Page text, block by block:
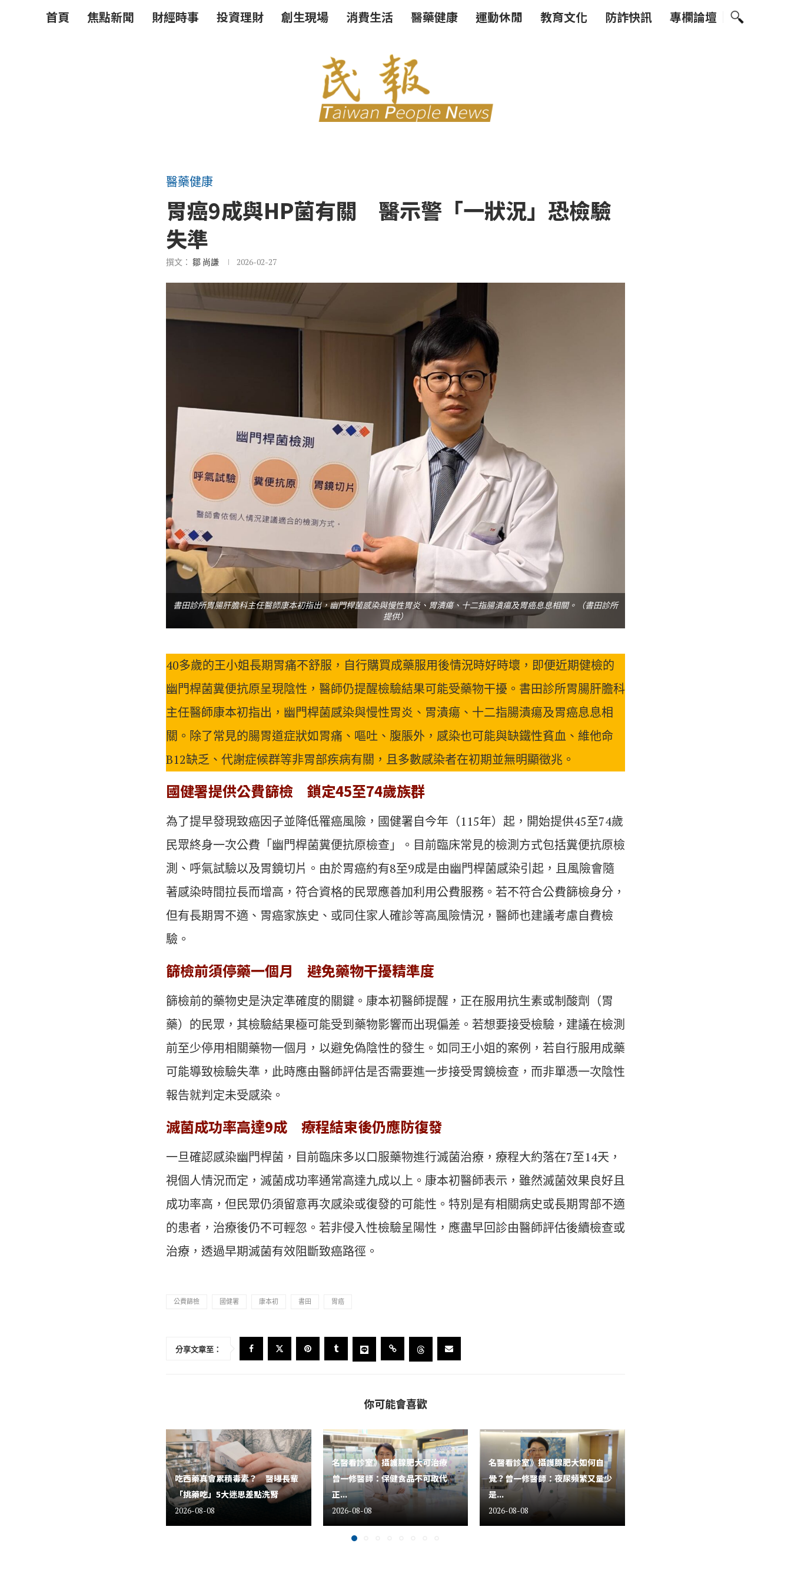
首頁 焦點新聞 財經時事 投資理財 創生現場 消費生活 醫藥健康 運動休閒 教育文化 防詐快訊 專欄論壇
醫藥健康
胃癌9成與HP菌有關 醫示警「一狀況」恐檢驗
失準
撰文： 鄒 尚謙 2026-02-27
書田診所胃腸肝膽科主任醫師康本初指出，幽門桿菌感染與慢性胃炎、胃潰瘍、十二指腸潰瘍及胃癌息息相關。（書田診所
提供）
40多歲的王小姐長期胃痛不舒服，自行購買成藥服用後情況時好時壞，即便近期健檢的
幽門桿菌糞便抗原呈現陰性，醫師仍提醒檢驗結果可能受藥物干擾。書田診所胃腸肝膽科
主任醫師康本初指出，幽門桿菌感染與慢性胃炎、胃潰瘍、十二指腸潰瘍及胃癌息息相
關。除了常見的腸胃道症狀如胃痛、嘔吐、腹脹外，感染也可能與缺鐵性貧血、維他命
B12缺乏、代謝症候群等非胃部疾病有關，且多數感染者在初期並無明顯徵兆。
國健署提供公費篩檢 鎖定45至74歲族群
為了提早發現致癌因子並降低罹癌風險，國健署自今年（115年）起，開始提供45至74歲
民眾終身一次公費「幽門桿菌糞便抗原檢查」。目前臨床常見的檢測方式包括糞便抗原檢
測、呼氣試驗以及胃鏡切片。由於胃癌約有8至9成是由幽門桿菌感染引起，且風險會隨
著感染時間拉長而增高，符合資格的民眾應善加利用公費服務。若不符合公費篩檢身分，
但有長期胃不適、胃癌家族史、或同住家人確診等高風險情況，醫師也建議考慮自費檢
驗。
篩檢前須停藥一個月 避免藥物干擾精準度
篩檢前的藥物史是決定準確度的關鍵。康本初醫師提醒，正在服用抗生素或制酸劑（胃
藥）的民眾，其檢驗結果極可能受到藥物影響而出現偏差。若想要接受檢驗，建議在檢測
前至少停用相關藥物一個月，以避免偽陰性的發生。如同王小姐的案例，若自行服用成藥
可能導致檢驗失準，此時應由醫師評估是否需要進一步接受胃鏡檢查，而非單憑一次陰性
報告就判定未受感染。
滅菌成功率高達9成 療程結束後仍應防復發
一旦確認感染幽門桿菌，目前臨床多以口服藥物進行滅菌治療，療程大約落在7至14天，
視個人情況而定，滅菌成功率通常高達九成以上。康本初醫師表示，雖然滅菌效果良好且
成功率高，但民眾仍須留意再次感染或復發的可能性。特別是有相關病史或長期胃部不適
的患者，治療後仍不可輕忽。若非侵入性檢驗呈陽性，應盡早回診由醫師評估後續檢查或
治療，透過早期滅菌有效阻斷致癌路徑。
公費篩檢 國健署 康本初 書田 胃癌
分享文章至：
你可能會喜歡
吃西藥真會累積毒素？ 醫曝長輩
「挑藥吃」5大迷思差點洗腎
2026-08-08
名醫看診室》攝護腺肥大可治療
曾一修醫師：保健食品不可取代
正...
2026-08-08
名醫看診室》攝護腺肥大如何自
覺？曾一修醫師：夜尿頻繁又量少
是...
2026-08-08